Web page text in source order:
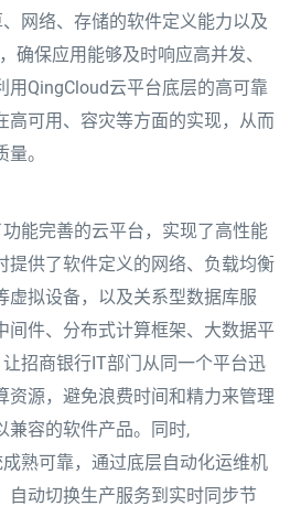
网络、存储的软件定义能力以及
确保应用能够及时响应高并发、
用QingCloud云平台底层的高可靠
高可用、容灾等方面的实现，从而
。
能完善的云平台，实现了高性能
提供了软件定义的网络、负载均衡
虚拟设备，以及关系型数据库服
间件、分布式计算框架、大数据平
招商银行IT部门从同一个平台迅
资源，避免浪费时间和精力来管理
兼容的软件产品。同时,
熟可靠，通过底层自动化运维机
自动切换生产服务到实时同步节